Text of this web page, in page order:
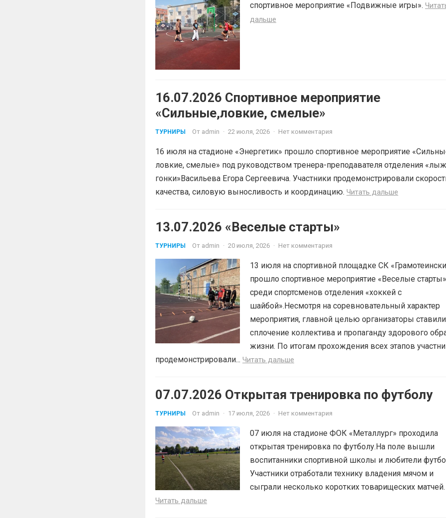
спортивное мероприятие «Подвижные игры».
дальше
16.07.2026 Спортивное мероприятие
«Сильные,ловкие, смелые»
ТУРНИРЫ От admin · 22 июля, 2026 · Нет комментария
16 июля на стадионе «Энергетик» прошло спортивное мероприятие
ловкие, смелые» под руководством тренера-преподавателя отделения
гонки»Васильева Егора Сергеевича. Участники продемонстрировали
качества, силовую выносливость и координацию. Читать дальше
13.07.2026 «Веселые старты»
ТУРНИРЫ От admin · 20 июля, 2026 · Нет комментария
13 июля на спортивной площадке СК
прошло спортивное мероприятие «Веселые старты»
среди спортсменов отделения «хоккей с
шайбой».Несмотря на соревновательный характер
мероприятия, главной целью организаторы ставили
сплочение коллектива и пропаганду здорового
жизни. По итогам прохождения всех этапов
продемонстрировали... Читать дальше
07.07.2026 Открытая тренировка по футболу
ТУРНИРЫ От admin · 17 июля, 2026 · Нет комментария
07 июля на стадионе ФОК «Металлург» проходила
открытая тренировка по футболу.На поле вышли
воспитанники спортивной школы и любители
Участники отработали технику владения мячом и
сыграли несколько коротких товарищеских матчей.
Читать дальше